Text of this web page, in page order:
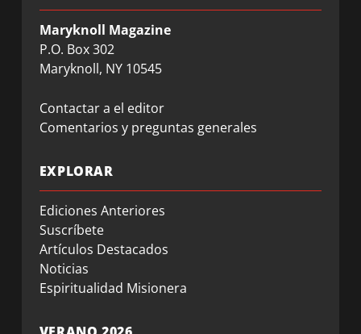
Maryknoll Magazine
P.O. Box 302
Maryknoll, NY 10545
Contactar a el editor
Comentarios y preguntas generales
EXPLORAR
Ediciones Anteriores
Suscríbete
Artículos Destacados
Noticias
Espiritualidad Misionera